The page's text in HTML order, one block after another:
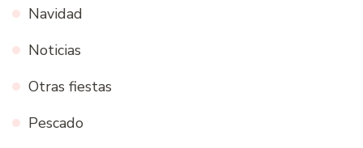
Navidad
Noticias
Otras fiestas
Pescado